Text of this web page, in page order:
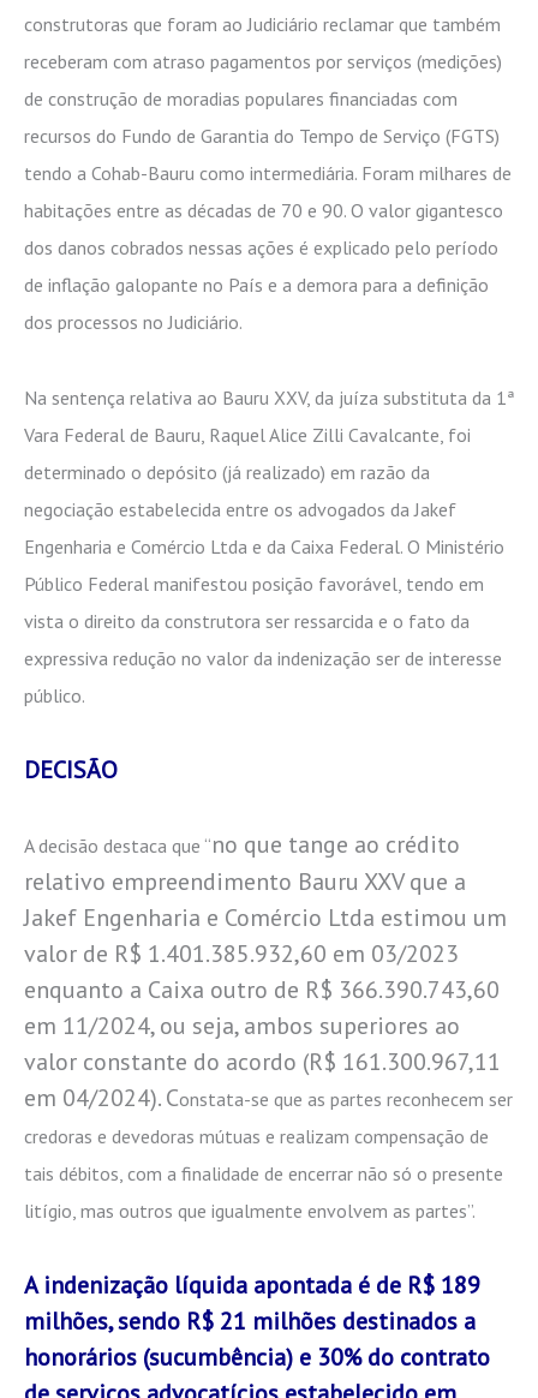
construtoras que foram ao Judiciário reclamar que também
receberam com atraso pagamentos por serviços (medições)
de construção de moradias populares financiadas com
recursos do Fundo de Garantia do Tempo de Serviço (FGTS)
tendo a Cohab-Bauru como intermediária. Foram milhares de
habitações entre as décadas de 70 e 90. O valor gigantesco
dos danos cobrados nessas ações é explicado pelo período
de inflação galopante no País e a demora para a definição
dos processos no Judiciário.
Na sentença relativa ao Bauru XXV, da juíza substituta da 1ª
Vara Federal de Bauru, Raquel Alice Zilli Cavalcante, foi
determinado o depósito (já realizado) em razão da
negociação estabelecida entre os advogados da Jakef
Engenharia e Comércio Ltda e da Caixa Federal. O Ministério
Público Federal manifestou posição favorável, tendo em
vista o direito da construtora ser ressarcida e o fato da
expressiva redução no valor da indenização ser de interesse
público.
DECISÃO
A decisão destaca que “no que tange ao crédito
relativo empreendimento Bauru XXV que a
Jakef Engenharia e Comércio Ltda estimou um
valor de R$ 1.401.385.932,60 em 03/2023
enquanto a Caixa outro de R$ 366.390.743,60
em 11/2024, ou seja, ambos superiores ao
valor constante do acordo (R$ 161.300.967,11
em 04/2024). Constata-se que as partes reconhecem ser
credoras e devedoras mútuas e realizam compensação de
tais débitos, com a finalidade de encerrar não só o presente
litígio, mas outros que igualmente envolvem as partes”.
A indenização líquida apontada é de R$ 189
milhões, sendo R$ 21 milhões destinados a
honorários (sucumbência) e 30% do contrato